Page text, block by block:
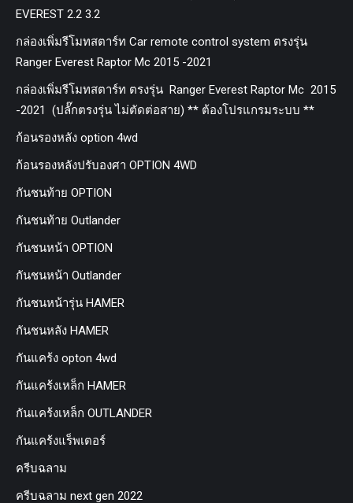
EVEREST 2.2 3.2
กล่องเพิ่มรีโมทสตาร์ท Car remote control system ตรงรุ่น
Ranger Everest Raptor Mc 2015 -2021
กล่องเพิ่มรีโมทสตาร์ท ตรงรุ่น Ranger Everest Raptor Mc 2015
-2021 (ปลั๊กตรงรุ่น ไม่ตัดต่อสาย) ** ต้องโปรแกรมระบบ **
ก้อนรองหลัง option 4wd
ก้อนรองหลังปรับองศา OPTION 4WD
กันชนท้าย OPTION
กันชนท้าย Outlander
กันชนหน้า OPTION
กันชนหน้า Outlander
กันชนหน้ารุ่น HAMER
กันชนหลัง HAMER
กันแคร้ง opton 4wd
กันแคร้งเหล็ก HAMER
กันแคร้งเหล็ก OUTLANDER
กันแคร้งแร็พเตอร์
ครีบฉลาม
ครีบฉลาม next gen 2022